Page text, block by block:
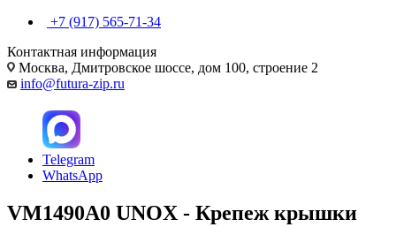
+7 (917) 565-71-34
Контактная информация
Москва, Дмитровское шоссе, дом 100, строение 2
info@futura-zip.ru
Telegram
WhatsApp
VM1490A0 UNOX - Крепеж крышки